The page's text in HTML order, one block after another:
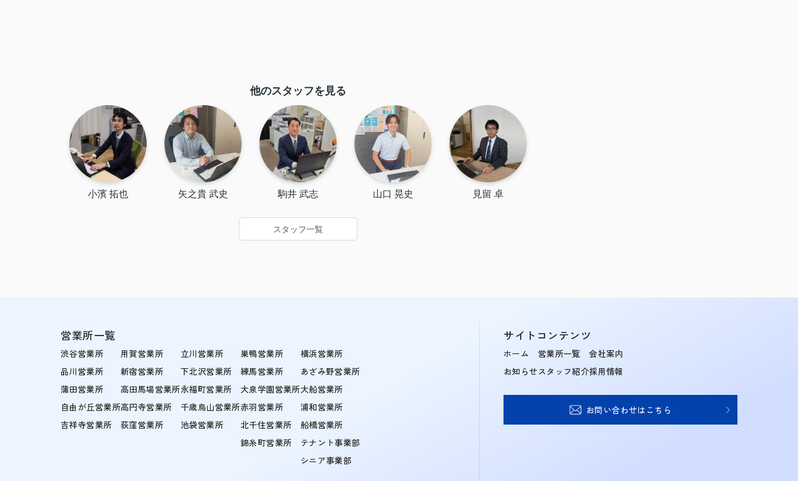
他のスタッフを見る
小濱 拓也 矢之貴 武史 駒井 武志 山口 晃史 見留 卓
スタッフ一覧
営業所一覧
渋谷営業所
品川営業所
蒲田営業所
自由が丘営業所
吉祥寺営業所
用賀営業所
新宿営業所
高田馬場営業所
高円寺営業所
荻窪営業所
立川営業所
下北沢営業所
永福町営業所
千歳烏山営業所
池袋営業所
巣鴨営業所
練馬営業所
大泉学園営業所
赤羽営業所
北千住営業所
錦糸町営業所
横浜営業所
あざみ野営業所
大船営業所
浦和営業所
船橋営業所
テナント事業部
シニア事業部
サイトコンテンツ
ホーム
お知らせ
営業所一覧
スタッフ紹介
会社案内
採用情報
お問い合わせはこちら